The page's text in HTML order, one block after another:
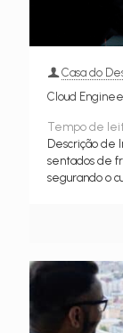
Casa do
Cloud
Tempo de
Descrição de
sentados de
segurando o